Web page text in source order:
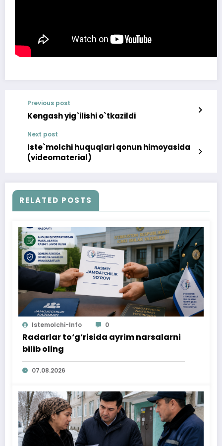
Previous post
Kengash yig`ilishi o`tkazildi
Next post
Iste`molchi huquqlari qonun himoyasida
(videomaterial)
RELATED POSTS
Istemolchi-Info 0
Radarlar to‘g‘risida ayrim narsalarni
bilib oling
07.08.2026